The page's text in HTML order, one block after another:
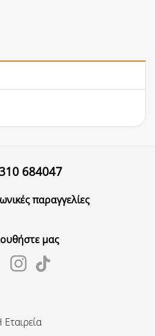
684047
παραγγελίες
μας
Εταιρεία